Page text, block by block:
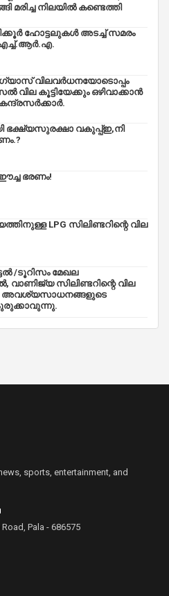
മരിച്ച നിലയിൽ കണ്ടെത്തി
ഹോട്ടലുകൾ അടച്ച് സമരം
വിലവർധനയോടൊപ്പം
വില കൂട്ടിയേക്കും ഒഴിവാക്കാന്‍
ഭക്ഷ്യസുരക്ഷാ വകുപ്പ്ഇ,നി
ഭരണം!
LPG സിലിണ്ടറിന്റെ വില
/ടൂറിസം മേഖല
വാണിജ്യ സിലിണ്ടറിന്റെ വില
അവശ്യസാധനങ്ങളുടെ
sports, entertainment, and
Pala - 686575